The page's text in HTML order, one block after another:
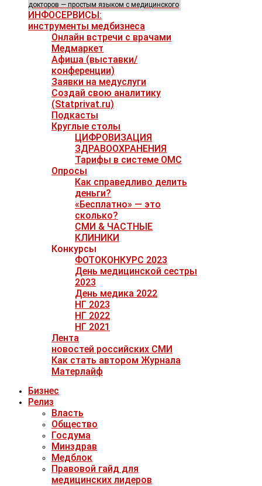
докторов — простым языком с медицинского
ИНФОСЕРВИСЫ:
инструменты медбизнеса
Онлайн встречи с врачами
Медмаркет
Афиша (выставки/
конференции)
Заявки на медуслуги
Создай свою аналитику
(Statprivat.ru)
Подкасты
Круглые столы
ЦИФРОВИЗАЦИЯ
ЗДРАВООХРАНЕНИЯ
Тарифы в системе ОМС
Опросы
Как справедливо делить
деньги?
«Бесплатно» — это
сколько?
СМИ & ЧАСТНЫЕ
КЛИНИКИ
Конкурсы
ФОТОКОНКУРС 2023
День медицинской сестры
2023
День медика 2022
НГ 2023
НГ 2022
НГ 2021
Лента
новостей российских СМИ
Как стать автором Журнала
Матерлайф
Бизнес
Релиз
Власть
Общество
Госдума
Минздрав
Медблок
Правовой гайд для
медицинских лидеров